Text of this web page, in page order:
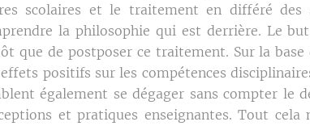
scolaires et le traitement en différé
la philosophie qui est derrière. Le
que de postposer ce traitement. Sur la base
positifs sur les compétences
également se dégager sans compter le
et pratiques enseignantes. Tout